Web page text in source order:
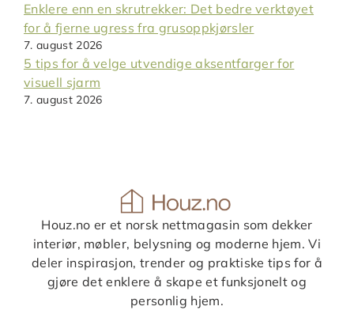
Enklere enn en skrutrekker: Det bedre verktøyet
for å fjerne ugress fra grusoppkjørsler
7. august 2026
5 tips for å velge utvendige aksentfarger for
visuell sjarm
7. august 2026
Houz.no er et norsk nettmagasin som dekker
interiør, møbler, belysning og moderne hjem. Vi
deler inspirasjon, trender og praktiske tips for å
gjøre det enklere å skape et funksjonelt og
personlig hjem.